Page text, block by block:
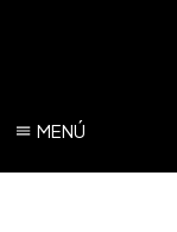
MENÚ